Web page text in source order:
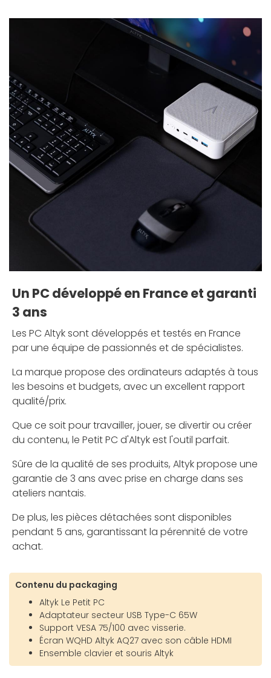
Un PC développé en France et garanti
3 ans
Les PC Altyk sont développés et testés en France
par une équipe de passionnés et de spécialistes.
La marque propose des ordinateurs adaptés à tous
les besoins et budgets, avec un excellent rapport
qualité/prix.
Que ce soit pour travailler, jouer, se divertir ou créer
du contenu, le Petit PC d'Altyk est l'outil parfait.
Sûre de la qualité de ses produits, Altyk propose une
garantie de 3 ans avec prise en charge dans ses
ateliers nantais.
De plus, les pièces détachées sont disponibles
pendant 5 ans, garantissant la pérennité de votre
achat.
Contenu du packaging
Altyk Le Petit PC
Adaptateur secteur USB Type-C 65W
Support VESA 75/100 avec visserie.
Écran WQHD Altyk AQ27 avec son câble HDMI
Ensemble clavier et souris Altyk